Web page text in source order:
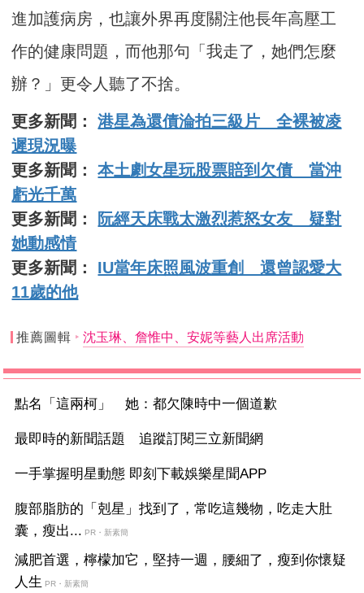
進加護病房，也讓外界再度關注他長年高壓工
作的健康問題，而他那句「我走了，她們怎麼
辦？」更令人聽了不捨。
更多新聞：港星為還債淪拍三級片 全裸被凌
遲現況曝
更多新聞：本土劇女星玩股票賠到欠債 當沖
虧光千萬
更多新聞：
阮經天床戰太激烈惹怒女友 疑對
她動感情
更多新聞： IU當年床照風波重創 還曾認愛大
11歲的他
推薦圖輯 沈玉琳、詹惟中、安妮等藝人出席活動
點名「這兩柯」 她：都欠陳時中一個道歉
最即時的新聞話題 追蹤訂閱三立新聞網
一手掌握明星動態 即刻下載娛樂星聞APP
腹部脂肪的「剋星」找到了，常吃這幾物，吃走大肚
囊，瘦出... PR・新素簡
減肥首選，檸檬加它，堅持一週，腰細了，瘦到你懷疑
人生 PR・新素簡